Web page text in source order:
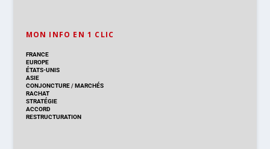
MON INFO EN 1 CLIC
FRANCE
EUROPE
ÉTATS-UNIS
ASIE
CONJONCTURE/MARCHÉS
RACHAT
STRATÉGIE
ACCORD
RESTRUCTURATION